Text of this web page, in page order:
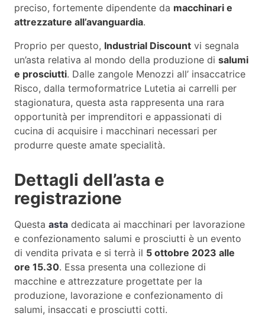
preciso, fortemente dipendente da macchinari e
attrezzature all’avanguardia.
Proprio per questo, Industrial Discount vi segnala
un’asta relativa al mondo della produzione di salumi
e prosciutti. Dalle zangole Menozzi all’ insaccatrice
Risco, dalla termoformatrice Lutetia ai carrelli per
stagionatura, questa asta rappresenta una rara
opportunità per imprenditori e appassionati di
cucina di acquisire i macchinari necessari per
produrre queste amate specialità.
Dettagli dell’asta e
registrazione
Questa asta dedicata ai macchinari per lavorazione
e confezionamento salumi e prosciutti è un evento
di vendita privata e si terrà il 5 ottobre 2023 alle
ore 15.30. Essa presenta una collezione di
macchine e attrezzature progettate per la
produzione, lavorazione e confezionamento di
salumi, insaccati e prosciutti cotti.